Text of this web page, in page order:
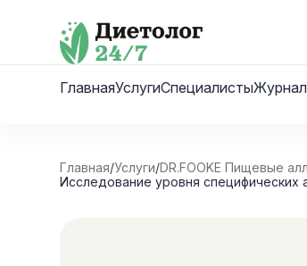
ГлавнаяУслугиСпециалистыЖурнал
Главная/Услуги/DR.FOOKE Пищевые
Исследование уровня специфических